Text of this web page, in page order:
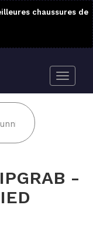
chaussures de
-